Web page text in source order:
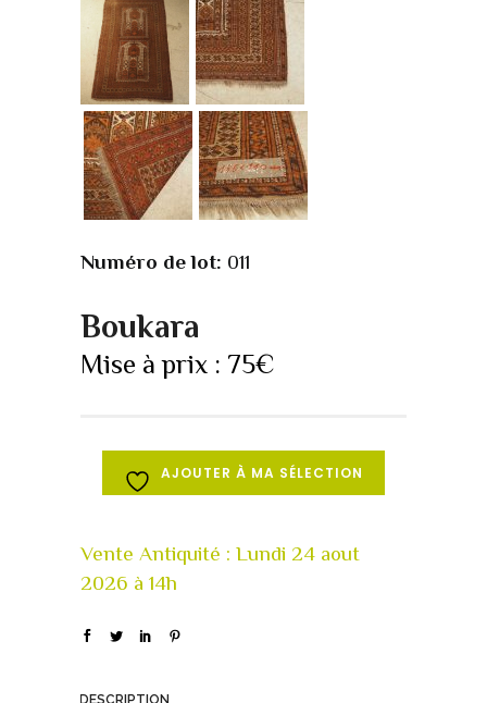
Numéro de lot: 011
Boukara
Mise à prix : 75€
AJOUTER À MA SÉLECTION